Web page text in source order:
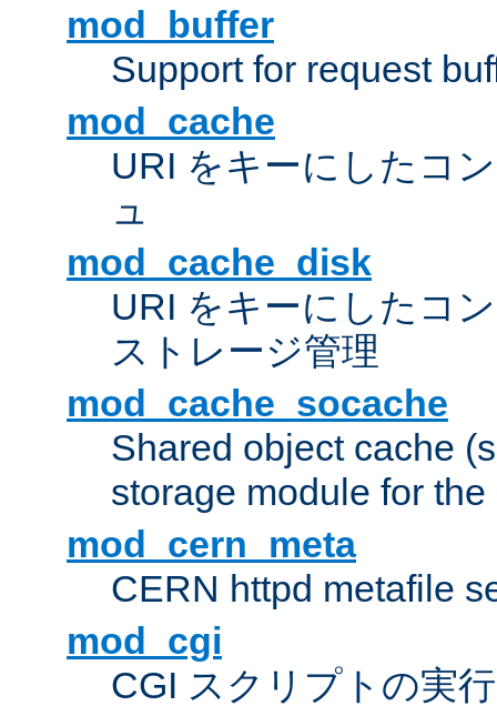
mod_buffer
Support for request
mod_cache
URI をキーにしたコ
ュ
mod_cache_disk
URI をキーにしたコ
ストレージ管理
mod_cache_socache
Shared object cache
storage module for
mod_cern_meta
CERN httpd metafile
mod_cgi
CGI スクリプトの実行